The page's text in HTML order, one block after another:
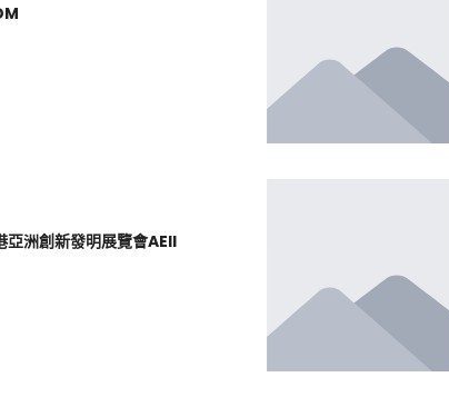
洲創新發明展覽會AEII